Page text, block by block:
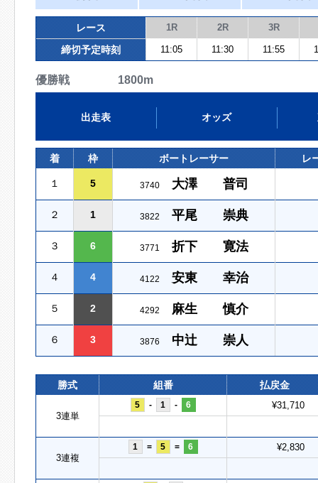
レース 1R 2R 3R
締切予定時刻 11:05 11:30 11:55
優勝戦 1800m
出走表 オッズ
着 枠 ボートレーサー レ
１ 5 3740 大澤 普司
２ 1 3822 平尾 崇典
３ 6 3771 折下 寛法
４ 4 4122 安東 幸治
５ 2 4292 麻生 慎介
６ 3 3876 中辻 崇人
勝式 組番 払戻金
3連単
5 - 1 - 6 ¥31,710
3連複
1 = 5 = 6 ¥2,830